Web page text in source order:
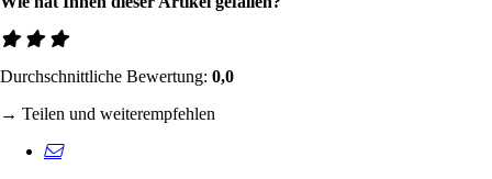
Durchschnittliche Bewertung: 0,0
→ Teilen und weiterempfehlen